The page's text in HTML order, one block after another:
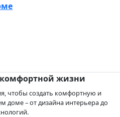
жизни
чтобы создать комфортную и
– от дизайна интерьера до